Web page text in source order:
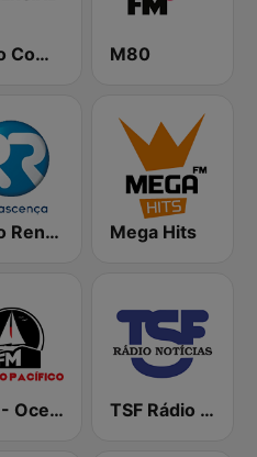
Rádio Comercial M80
Rádio Renascença Mega Hits
RFM - Oceano Pacífico Online TSF Rádio Notícias